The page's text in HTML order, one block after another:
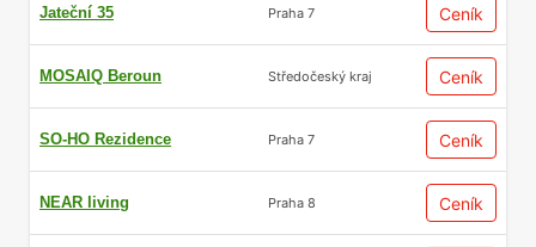
Jateční 35 Praha 7 Ceník
MOSAIQ Beroun Středočeský kraj Ceník
SO-HO Rezidence Praha 7 Ceník
NEAR living Praha 8 Ceník